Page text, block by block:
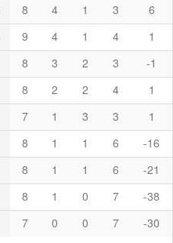
8 4 1 3
6
9 4 1 4
1
8 3 2 3
-1
8 2 2 4
1
7 1 3 3
1
8 1 1 6
-16
8 1 1 6
-21
8 1 0 7
-38
7 0 0 7 -30